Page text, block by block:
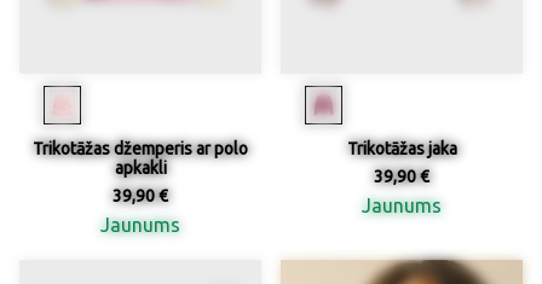
Trikotāžas džemperis ar polo
apkakli
39,90 €
Jaunums
Trikotāžas jaka
39,90 €
Jaunums